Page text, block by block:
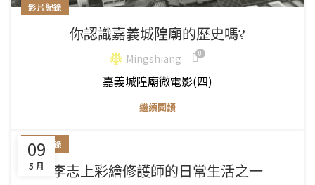
影片紀錄
你認識嘉義城隍廟的歷史嗎?
Mingshiang 0
嘉義城隍廟微電影(四)
繼續閱讀
09
5 月
影片紀錄
李志上彩繪修護師的日常生活之一